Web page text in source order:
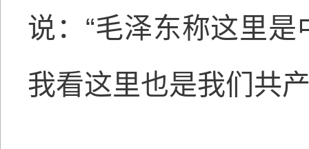
说：“毛泽东称这里是
我看这里也是我们共